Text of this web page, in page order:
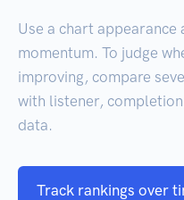
Use a chart appearance
momentum. To judge
improving, compare
with listener,
data.
Track rankings over